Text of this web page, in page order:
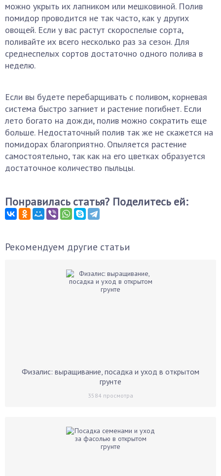
можно укрыть их лапником или мешковиной. Полив
помидор проводится не так часто, как у других
овощей. Если у вас растут скороспелые сорта,
поливайте их всего несколько раз за сезон. Для
среднеспелых сортов достаточно одного полива в
неделю.
Если вы будете перебарщивать с поливом, корневая
система быстро загниет и растение погибнет. Если
лето богато на дожди, полив можно сократить еще
больше. Недостаточный полив так же не скажется на
помидорах благоприятно. Опыляется растение
самостоятельно, так как на его цветках образуется
достаточное количество пыльцы.
Понравилась статья? Поделитесь ей:
Рекомендуем другие статьи
Физалис: выращивание, посадка и уход в открытом
грунте
3584 просмотра